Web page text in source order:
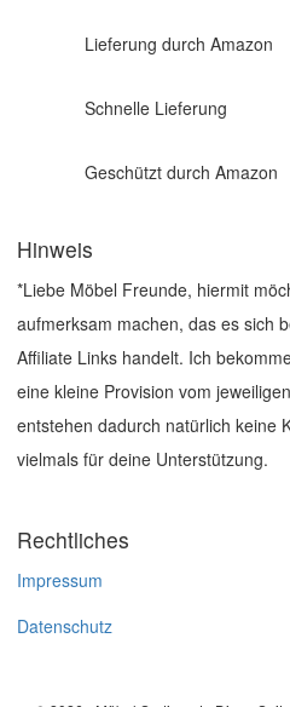
Lieferung durch Amazon
Schnelle Lieferung
Geschützt durch Amazon
Hinweis
*Liebe Möbel Freunde, hiermit
aufmerksam machen, das es sich
Affiliate Links handelt. Ich
eine kleine Provision vom
entstehen dadurch natürlich keine
vielmals für deine Unterstützung.
Rechtliches
Impressum
Datenschutz